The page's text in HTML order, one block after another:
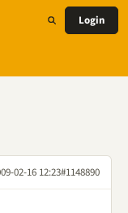
Login
02-16 12:23#1148890